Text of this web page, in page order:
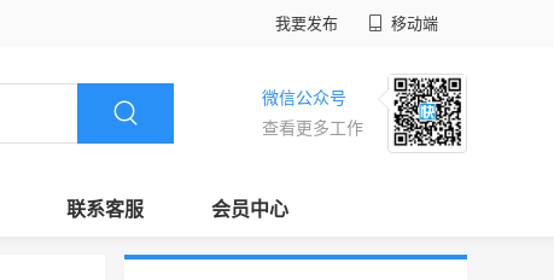
我要发布 移动端
微信公众号
查看更多工作
联系客服 会员中心